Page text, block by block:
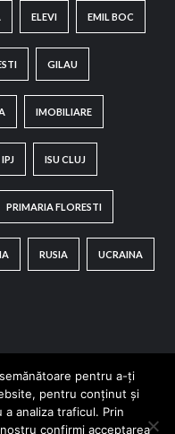
ELEVI EMIL BOC
GILAU
IMOBILIARE
IPJ ISU CLUJ
PRIMARIA FLORESTI
RUSIA UCRAINA
pentru a-ți
pentru conținut și
analiza traficul. Prin
confirmi acceptarea